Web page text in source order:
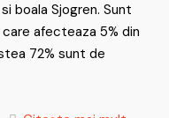
boala Sjogren. Sunt
afecteaza 5% din
72% sunt de